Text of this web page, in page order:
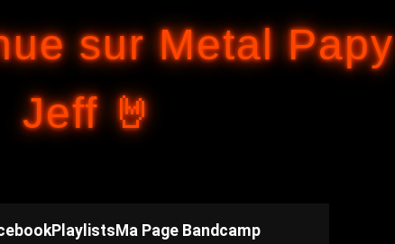
sur Metal Papy
Jeff 🤘
Playlists Ma Page Bandcamp